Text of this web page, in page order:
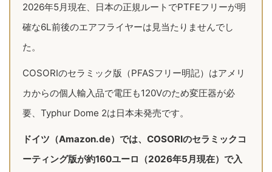
2026年5月現在、日本の正規ルートでPTFEフリーが明
確な6L前後のエアフライヤーは見当たりませんでし
た。
COSORIのセラミック版（PFASフリー明記）はアメリ
カからの個人輸入品で電圧も120Vのため変圧器が必
要、Typhur Dome 2は日本未発売です。
ドイツ（Amazon.de）では、COSORIのセラミックコ
ーティング版が約160ユーロ（2026年5月現在）で入